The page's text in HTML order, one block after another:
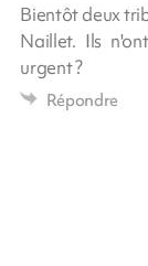
Bientôt deux
Naillet. Ils
urgent ?
Répondre